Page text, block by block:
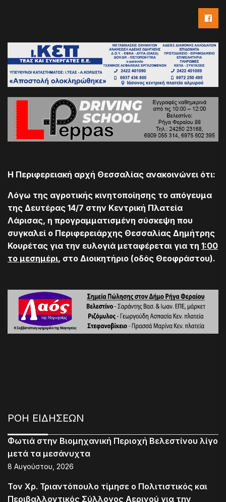
Η Περιφερειακή αρχή Θεσσαλίας ανακοινώνει ότι:
Λόγω της αγροτικής κινητοποίησης το απόγευμα
της Δευτέρας 14/7 στην Κεντρική Πλατεία
Λάρισας, η προγραμματισμένη σύσκεψη που
συγκαλεί ο Περιφερειάρχης Θεσσαλίας Δημήτρης
Κουρέτας για την ευλογιά μεταφέρεται για τη 1:00
το μεσημέρι, στο Διοικητήριο (οδός Θεοφράστου).
ΡΟΗ ΕΙΔΗΣΕΩΝ
Φωτιά στην Βιομηχανική Περιοχή Βελεστίνου λίγο
μετά τα μεσάνυχτα
8 Αυγούστου, 2026
Τον Χρ. Τριαντόπουλο τίμησε ο Πολιτιστικός και
Περιβαλλοντικός Σύλλογος Αερινού για την